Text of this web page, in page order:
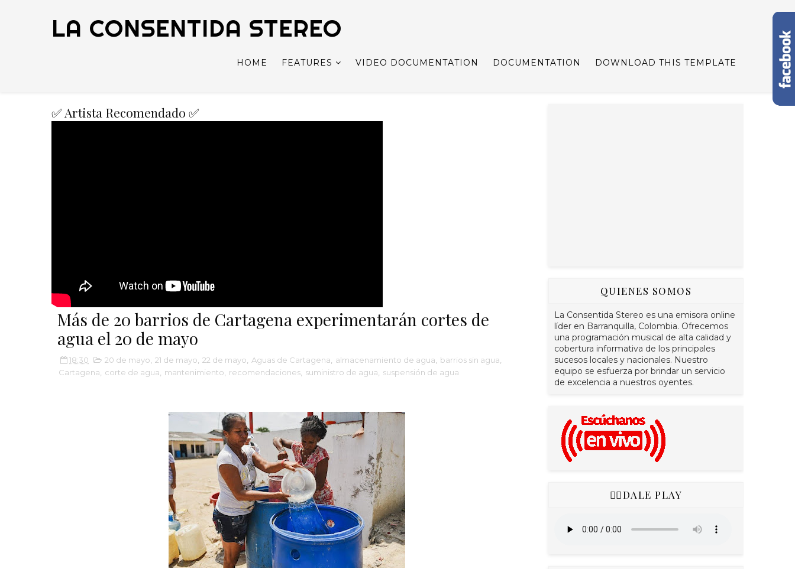
LA CONSENTIDA STEREO
HOME FEATURES VIDEO DOCUMENTATION DOCUMENTATION DOWNLOAD THIS TEMPLATE
✅ Artista Recomendado ✅
Más de 20 barrios de Cartagena experimentarán cortes de
agua el 20 de mayo
18:30 20 de mayo 21 de mayo 22 de mayo Aguas de Cartagena almacenamiento de agua barrios sin agua
Cartagena
corte de agua mantenimiento recomendaciones suministro de agua suspensión de agua
QUIENES SOMOS
La Consentida Stereo es una emisora online
líder en Barranquilla, Colombia. Ofrecemos
una programación musical de alta calidad y
cobertura informativa de los principales
sucesos locales y nacionales. Nuestro
equipo se esfuerza por brindar un servicio
de excelencia a nuestros oyentes.
👇🏻DALE PLAY